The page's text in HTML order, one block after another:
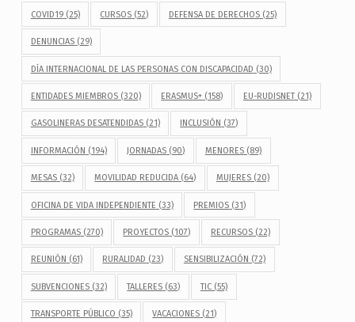
COVID19(25) CURSOS (52) DEFENSA DE DERECHOS(25)
DENUNCIAS(29)
DÍA INTERNACIONAL DE LAS PERSONAS CON DISCAPACIDAD (30)
ENTIDADES MIEMBROS(320) ERASMUS+ (158) EU-RUDISNET(21)
GASOLINERAS DESATENDIDAS(21) INCLUSIÓN (37)
INFORMACIÓN (194) JORNADAS (90) MENORES(89)
MESAS(32) MOVILIDAD REDUCIDA (64) MUJERES(20)
OFICINA DE VIDA INDEPENDIENTE (33) PREMIOS (31)
PROGRAMAS(270) PROYECTOS (107) RECURSOS(22)
REUNIÓN (61) RURALIDAD (23) SENSIBILIZACIÓN (72)
SUBVENCIONES(32) TALLERES (63) TIC(55)
TRANSPORTE PÚBLICO (35) VACACIONES (21)